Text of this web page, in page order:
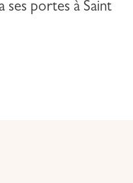
ses portes à Saint